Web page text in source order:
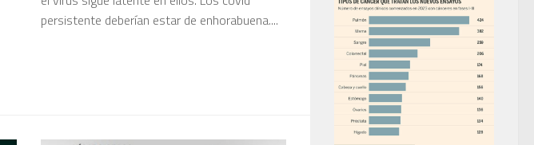
persistente deberían estar de enhorabuena....